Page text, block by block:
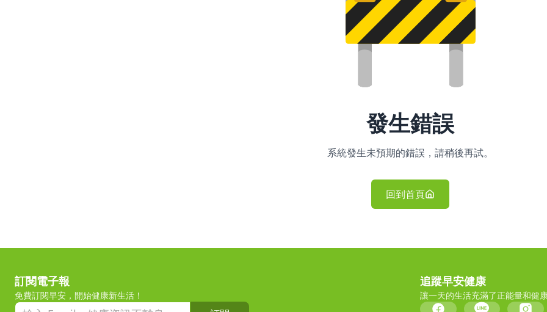
發生錯誤
系統發生未預期的錯誤，請稍後再試。
回到首頁
訂閱電子報
免費訂閱早安，開始健康新生活！
追蹤早安健康
讓一天的生活充滿了正能量和健